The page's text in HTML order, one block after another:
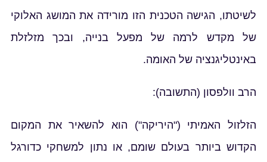
לשיטתו, הגישה הטכנית הזו מורידה את המושג האלוקי
של מקדש לרמה של מפעל בנייה, ובכך מזלזלת
באינטליגנציה של האומה.
הרב וולפסון (התשובה):
הזלזול האמיתי ("היריקה") הוא להשאיר את המקום
הקדוש ביותר בעולם שומם, או נתון למשחקי כדורגל